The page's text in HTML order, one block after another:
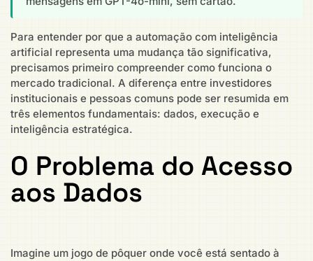
Para entender por que a automação com inteligência
artificial representa uma mudança tão significativa,
precisamos primeiro compreender como funciona o
mercado tradicional. A diferença entre investidores
institucionais e pessoas comuns pode ser resumida em
três elementos fundamentais: dados, execução e
inteligência estratégica.
O Problema do Acesso
aos Dados
Imagine um jogo de pôquer onde você está sentado à